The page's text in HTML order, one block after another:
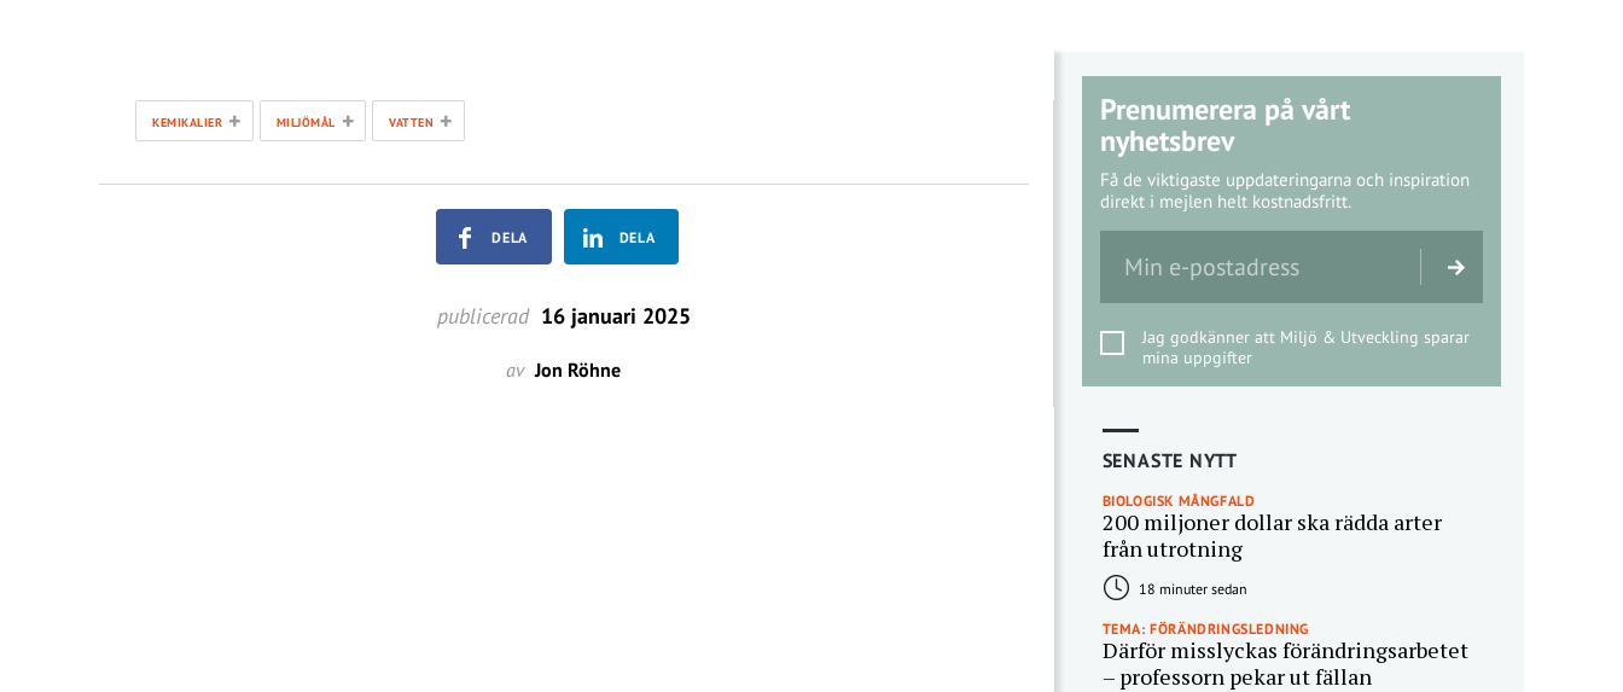
KEMIKALIER + MILJÖMÅL + VATTEN +
DELA DELA
publicerad 16 januari 2025
av Jon Röhne
Prenumerera på vårt
nyhetsbrev
Få de viktigaste uppdateringarna och inspiration
direkt i mejlen helt kostnadsfritt.
Jag godkänner att Miljö & Utveckling sparar
mina uppgifter
SENASTE NYTT
BIOLOGISK MÅNGFALD
200 miljoner dollar ska rädda arter
från utrotning
18 minuter sedan
TEMA: FÖRÄNDRINGSLEDNING
Därför misslyckas förändringsarbetet
– professorn pekar ut fällan